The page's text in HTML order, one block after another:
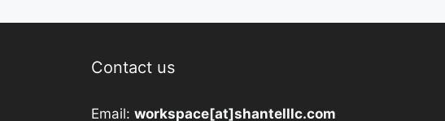
Contact us
Email: workspace[at]shantelllc.com